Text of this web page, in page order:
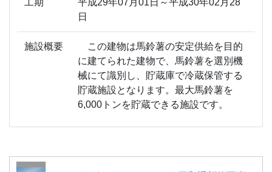
日
施設概要
この建物は馬鈴薯の安定供給を目的
に建てられた建物で、馬鈴薯を選別機
械にて識別し、貯蔵庫で冷蔵保管する
貯蔵施設となります。最大馬鈴薯を
6,000トンを貯蔵できる施設です。